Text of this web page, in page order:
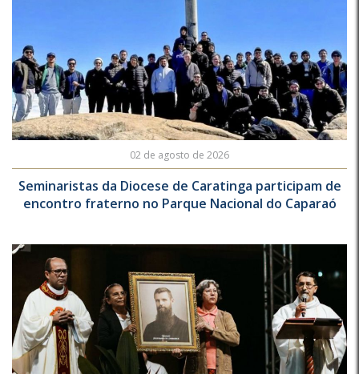
02 de agosto de 2026
Seminaristas da Diocese de Caratinga participam de
encontro fraterno no Parque Nacional do Caparaó